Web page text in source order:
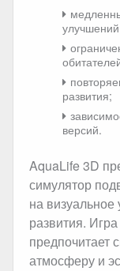
развития;
версий.
AquaLife 3D
симулятор
на
развития.
предпочитает
атмосферу и